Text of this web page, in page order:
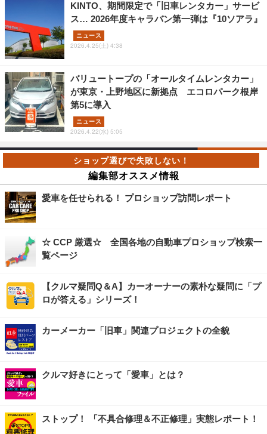
KINTO、期間限定で「旧車レンタカー」サービ
ス… 2026年度キャラバン第一弾は『10ソアラ』
ニュース
2026.4.25(土) 4:38
バリュートープの「オールタイムレンタカー」
が東京・上野地区に新拠点 エコロパーク根岸
第5に導入
ニュース
2026.4.22(水) 5:05
編集部オススメ情報
愛車を任せられる！ プロショップ訪問レポート
☆ CCP 厳選☆ 全国各地の自動車プロショップ検索一
覧ページ
【クルマ疑問Q＆A】カーオーナーの素朴な疑問に「プ
ロが答える」シリーズ！
カーメーカー「旧車」関連プロジェクトの全貌
クルマ好きにとって「愛車」とは？
ストップ！ 「不具合修理＆不正修理」実態レポート！